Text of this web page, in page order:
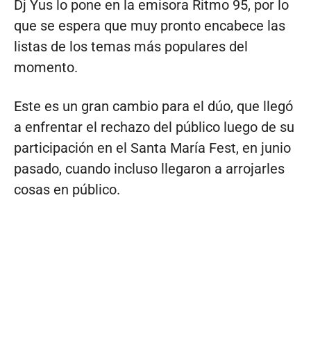
Dj Yus lo pone en la emisora Ritmo 95, por lo
que se espera que muy pronto encabece las
listas de los temas más populares del
momento.
Este es un gran cambio para el dúo, que llegó
a enfrentar el rechazo del público luego de su
participación en el Santa María Fest, en junio
pasado, cuando incluso llegaron a arrojarles
cosas en público.